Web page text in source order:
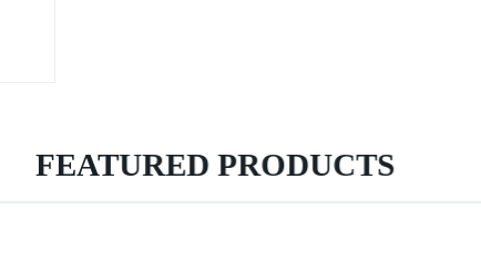
FEATURED PRODUCTS